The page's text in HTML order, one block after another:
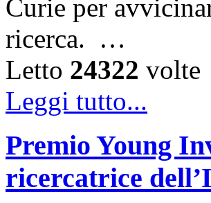
Curie per
ricerca. …
Letto 24322 volte
Leggi tutto...
Premio Young
ricercatrice